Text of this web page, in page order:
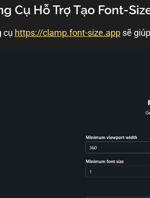
Cụ Hỗ Trợ Tạo Font-
cụ https://clamp.font-size.appsẽ